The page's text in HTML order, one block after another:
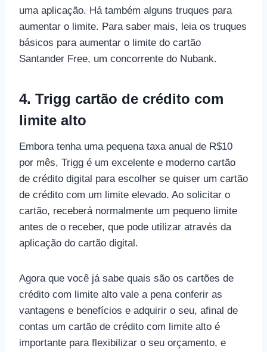
uma aplicação. Há também alguns truques para
aumentar o limite. Para saber mais, leia os truques
básicos para aumentar o limite do cartão
Santander Free, um concorrente do Nubank.
4. Trigg cartão de crédito com
limite alto
Embora tenha uma pequena taxa anual de R$10
por mês, Trigg é um excelente e moderno cartão
de crédito digital para escolher se quiser um cartão
de crédito com um limite elevado. Ao solicitar o
cartão, receberá normalmente um pequeno limite
antes de o receber, que pode utilizar através da
aplicação do cartão digital.
Agora que você já sabe quais são os cartões de
crédito com limite alto vale a pena conferir as
vantagens e benefícios e adquirir o seu, afinal de
contas um cartão de crédito com limite alto é
importante para flexibilizar o seu orçamento, e